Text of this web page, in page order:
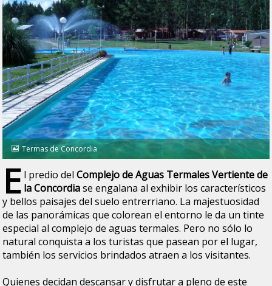
Termas de Concordia
E l predio delComplejo de Aguas Termales Vertiente de
la Concordiase engalana al exhibir los característicos
y bellos paisajes del suelo entrerriano. La majestuosidad
de las panorámicas que colorean el entorno le da un tinte
especial al complejo de aguas termales. Pero no sólo lo
natural conquista a los turistas que pasean por el lugar,
también los servicios brindados atraen a los visitantes.
Quienes decidan descansar y disfrutar a pleno de este